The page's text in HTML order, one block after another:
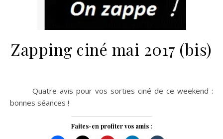
Zapping ciné mai 2017 (bis)
Quatre avis pour vos sorties ciné de ce weekend :
bonnes séances !
Faites-en profiter vos amis :